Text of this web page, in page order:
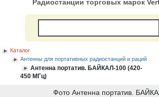
Радиостанции торговых марок
Каталог
Антенны для портативных радиостанций и раций
Антенна портатив. БАЙКАЛ-100 (420-
450 МГц)
Фото Антенна портатив.